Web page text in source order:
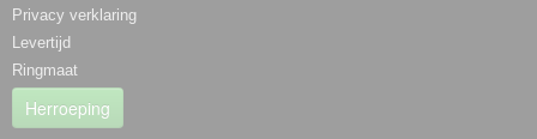
Privacy verklaring
Levertijd
Ringmaat
Herroeping